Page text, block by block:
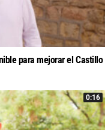
para mejorar el Castillo
0:16